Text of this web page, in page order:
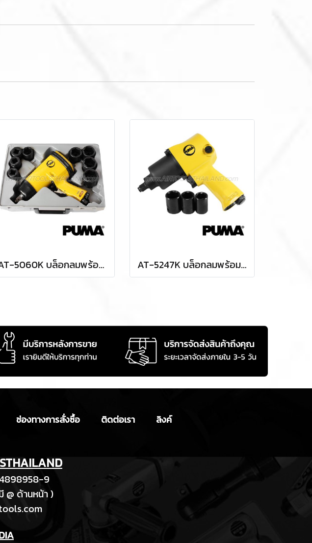
AT-5060K บล็อกลมพร้อมชุดลูกบล็อก 3/4" / 6 หุน แรงบิด 500 FTLBS ความเร็วรอบ 5000 RPM ลูกบล็อก 9-24 มม. พูม่า "PUMA" AT-5247K บล็อกลมพร้อมชุดลูกบล็อก (งานหนัก) 1/2" / 4 หุน แรงบิด 400 FTLBS ความเร็วรอบ 7000 RPM ลูกบล็อก 17,19,21 มม. พูม่า "PUMA"
ช่องทางการสั่งซื้อ ติดต่อเรา ลิงค์
9
@ ด้านหน้า )